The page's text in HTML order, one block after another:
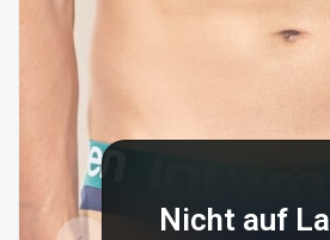
Nicht auf